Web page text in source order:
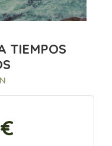
TIEMPOS